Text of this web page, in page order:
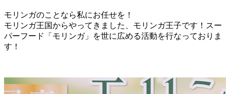
モリンガのことなら私にお任せを！
モリンガ王国からやってきました、モリンガ王子です！スー
パーフード「モリンガ」を世に広める活動を行なっておりま
す！